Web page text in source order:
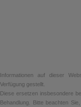
Informationen auf dieser
Verfügung gestellt.
Diese ersetzen insbesondere
Behandlung. Bitte beachten